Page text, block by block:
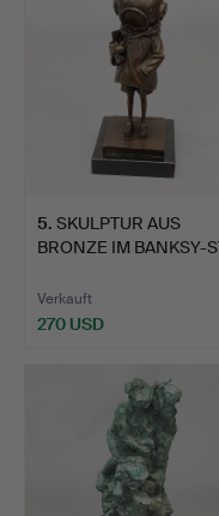
5. SKULPTUR AUS
BRONZE IM BANKSY-
Verkauft
270 USD